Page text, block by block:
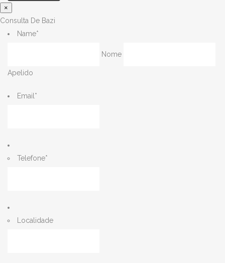
×
Consulta De Bazi
Name*
Nome
Apelido
Email *
Telefone*
Localidade